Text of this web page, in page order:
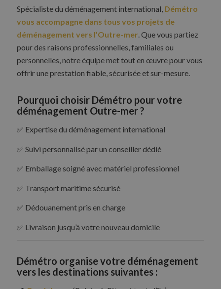
Spécialiste du déménagement international, Démétro
vous accompagne dans tous vos projets de
déménagement vers l’Outre-mer. Que vous partiez
pour des raisons professionnelles, familiales ou
personnelles, notre équipe met tout en œuvre pour vous
offrir une prestation fiable, sécurisée et sur-mesure.
Pourquoi choisir Démétro pour votre
déménagement Outre-mer ?
✅ Expertise du déménagement international
✅ Suivi personnalisé par un conseiller dédié
✅ Emballage soigné avec matériel professionnel
✅ Transport maritime sécurisé
✅ Dédouanement pris en charge
✅ Livraison jusqu’à votre nouveau domicile
Démétro organise votre déménagement
vers les destinations suivantes :